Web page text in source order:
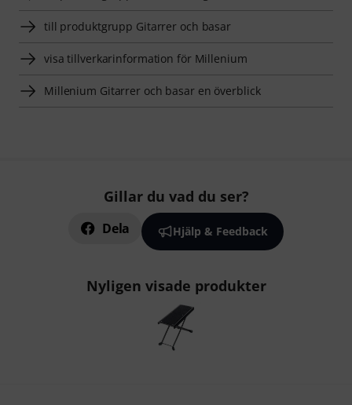
till produktgrupp Gitarrer och basar
visa tillverkarinformation för Millenium
Millenium Gitarrer och basar en överblick
Gillar du vad du ser?
Dela Hjälp & Feedback
Nyligen visade produkter